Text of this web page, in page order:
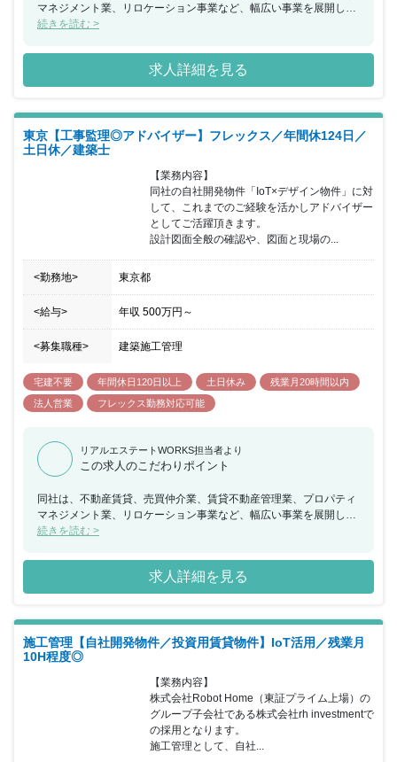
マネジメント業、リロケーション事業など、幅広い事業を展開して
います。その中で、幸せの青い鳥のように一人一人のお客様に寄り
務に熱意と誠意をもって働いています。また、クオリティカンパニ
ーの理念を掲げ、社員満足、顧客満足を大切にしながら、社会性と
高収益性も追求しています。個性あるアイデアが未来を創り出して
という方からのご応募お待ちしております。株式会社Robot
Home（東証プライム上場）のグループ子会社である株式会社rh
investmentでの採用となります。なお、親会社である株式会社
続きを読む >
求人詳細を見る
東京【工事監理◎アドバイザー】フレックス／年間休124日／
土日休／建築士
【業務内容】
同社の自社開発物件「IoT×デザイン物件」に対
して、これまでのご経験を活かしアドバイザー
としてご活躍頂きます。
設計図面全般の確認や、図面と現場の...
<勤務地> 東京都
<給与> 年収 500万円 ～
<募集職種> 建築施工管理
宅建不要 年間休日120日以上 土日休み
残業月20時間以内
法人営業
フレックス勤務対応可能
リアルエステートWORKS担当者より
この求人のこだわりポイント
同社は、不動産賃貸、売買仲介業、賃貸不動産管理業、プロパティ
マネジメント業、リロケーション事業など、幅広い事業を展開して
います。その中で、幸せの青い鳥のように一人一人のお客様に寄り
務に熱意と誠意をもって働いています。また、クオリティカンパニ
ーの理念を掲げ、社員満足、顧客満足を大切にしながら、社会性と
高収益性も追求しています。個性あるアイデアが未来を創り出して
という方からのご応募お待ちしております。
続きを読む >
求人詳細を見る
施工管理【自社開発物件／投資用賃貸物件】IoT活用／残業月
10H程度◎
【業務内容】
株式会社Robot Home（東証プライム上場）の
グループ子会社である株式会社rh investmentで
の採用となります。
施工管理として、自社...